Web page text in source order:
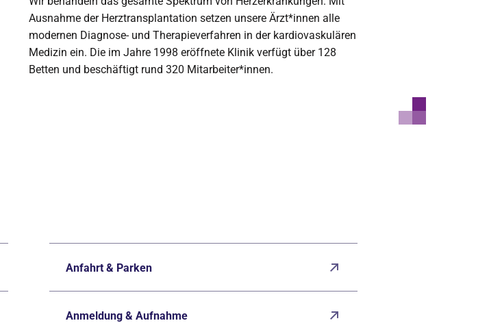
Ausnahme der Herztransplantation setzen unsere Ärzt*innen alle
modernen Diagnose- und Therapieverfahren in der kardiovaskulären
Medizin ein. Die im Jahre 1998 eröffnete Klinik verfügt über 128
Betten und beschäftigt rund 320 Mitarbeiter*innen.
Anfahrt & Parken
Anmeldung & Aufnahme